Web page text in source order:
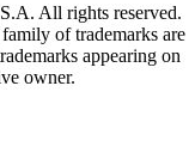
All rights reserved.
of trademarks are
appearing on
owner.